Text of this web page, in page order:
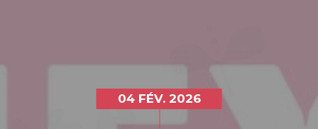
04 FÉV. 2026